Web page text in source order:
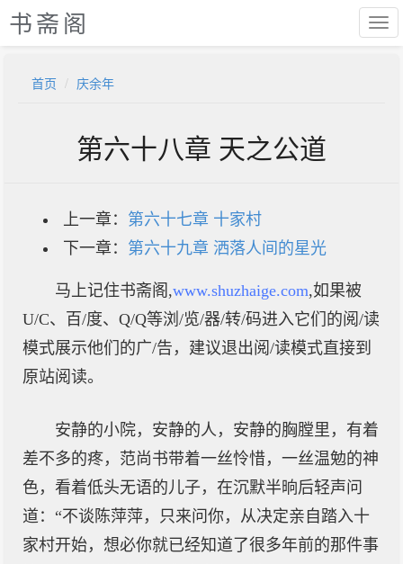
书斋阁
首页 庆余年
第六十八章 天之公道
上一章： 第六十七章 十家村
下一章： 第六十九章 洒落人间的星光
马上记住书斋阁,www.shuzhaige.com,如果被
U/C、百/度、Q/Q等浏/览/器/转/码进入它们的阅/读
模式展示他们的广/告，建议退出阅/读模式直接到
原站阅读。
安静的小院，安静的人，安静的胸膛里，有着
差不多的疼，范尚书带着一丝怜惜，一丝温勉的神
色，看着低头无语的儿子，在沉默半晌后轻声问
道：“不谈陈萍萍，只来问你，从决定亲自踏入十
家村开始，想必你就已经知道了很多年前的那件事